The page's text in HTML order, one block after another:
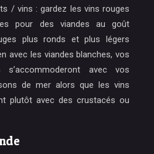
/ vins : gardez les vins rouges
pour des viandes au goût
plus ronds et plus légers
avec les viandes blanches, vos
avec vos
de mer alors que les vins
plutôt avec des crustacés ou